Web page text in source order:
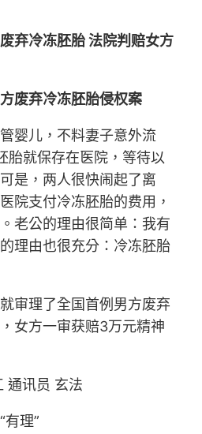
弃冷冻胚胎 法院判赔女方
废弃冷冻胚胎侵权案
婴儿，不料妻子意外流
胎就保存在医院，等待以
是，两人很快闹起了离
院支付冷冻胚胎的费用，
老公的理由很简单：我有
理由也很充分：冷冻胚胎
审理了全国首例男方废弃
女方一审获赔3万元精神
通讯员 玄法
有理”